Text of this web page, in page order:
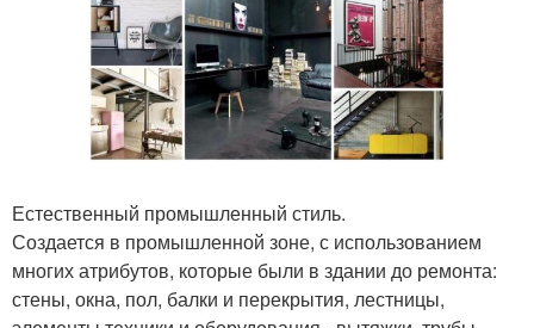
Естественный промышленный стиль.
Создается в промышленной зоне, с использованием
многих атрибутов, которые были в здании до ремонта:
стены, окна, пол, балки и перекрытия, лестницы,